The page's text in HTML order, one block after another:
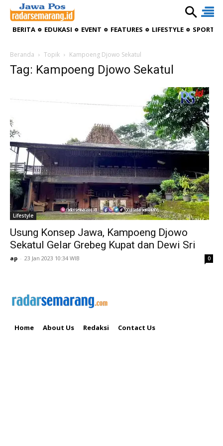
BERITA EDUKASI EVENT FEATURES LIFESTYLE
Beranda Topik Kampoeng Djowo Sekatul
Tag: Kampoeng Djowo Sekatul
Lifestyle
Usung Konsep Jawa, Kampoeng Djowo
Sekatul Gelar Grebeg Kupat dan Dewi Sri
ap - 23 Jan 2023 10:34 WIB 0
Home About Us Redaksi Contact Us